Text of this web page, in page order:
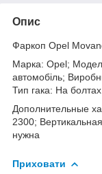
Опис
Фаркоп Opel
Марка: Opel;
автомобіль;
Тип гака: На болтах
Дополнительные
2300;
нужна
Приховати